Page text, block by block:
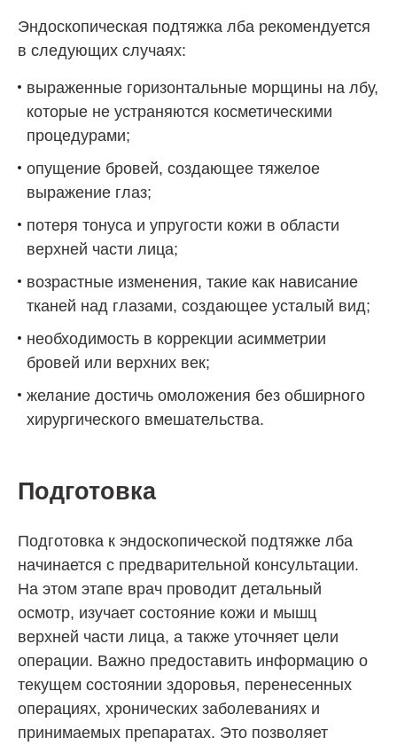
Эндоскопическая подтяжка лба рекомендуется
в следующих случаях:
выраженные горизонтальные морщины на лбу,
которые не устраняются косметическими
процедурами;
опущение бровей, создающее тяжелое
выражение глаз;
потеря тонуса и упругости кожи в области
верхней части лица;
возрастные изменения, такие как нависание
тканей над глазами, создающее усталый вид;
необходимость в коррекции асимметрии
бровей или верхних век;
желание достичь омоложения без обширного
хирургического вмешательства.
Подготовка
Подготовка к эндоскопической подтяжке лба
начинается с предварительной консультации.
На этом этапе врач проводит детальный
осмотр, изучает состояние кожи и мышц
верхней части лица, а также уточняет цели
операции. Важно предоставить информацию о
текущем состоянии здоровья, перенесенных
операциях, хронических заболеваниях и
принимаемых препаратах. Это позволяет